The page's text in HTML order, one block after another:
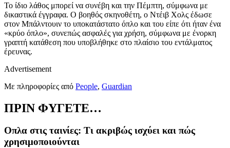
Το ίδιο λάθος μπορεί να συνέβη και την Πέμπτη, σύμφωνα με
δικαστικά έγγραφα. Ο βοηθός σκηνοθέτη, ο Ντέιβ Χολς έδωσε
στον Μπάλντουιν το υποκατάστατο όπλο και του είπε ότι ήταν ένα
«κρύο όπλο», συνεπώς ασφαλές για χρήση, σύμφωνα με ένορκη
γραπτή κατάθεση που υποβλήθηκε στο πλαίσιο του εντάλματος
έρευνας.
Advertisement
Με πληροφορίες από People, Guardian
ΠΡΙΝ ΦΥΓΕΤΕ…
Οπλα στις ταινίες: Τι ακριβώς ισχύει και πώς
χρησιμοποιούνται